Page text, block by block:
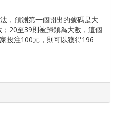
，預測第一個開出的號碼是大
20至39則被歸類為大數，這個
投注100元，則可以獲得196